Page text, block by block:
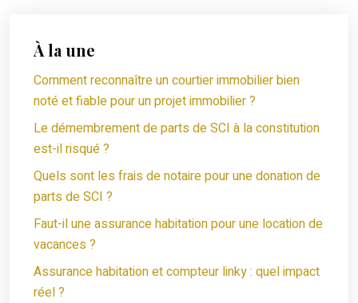
À la une
Comment reconnaître un courtier immobilier bien
noté et fiable pour un projet immobilier ?
Le démembrement de parts de SCI à la constitution
est-il risqué ?
Quels sont les frais de notaire pour une donation de
parts de SCI ?
Faut-il une assurance habitation pour une location de
vacances ?
Assurance habitation et compteur linky : quel impact
réel ?